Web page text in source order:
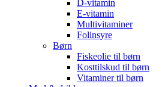
D-vitamin
E-vitamin
Multivitaminer
Folinsyre
Børn
Fiskeolie til børn
Kosttilskud til børn
Vitaminer til børn